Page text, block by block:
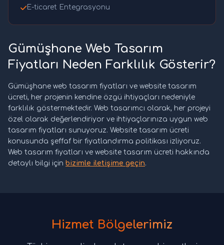
E-ticaret Entegrasyonu
Gümüşhane Web Tasarım
Fiyatları Neden Farklılık Gösterir?
Gümüşhane web tasarım fiyatları ve website tasarım
ücreti, her projenin kendine özgü ihtiyaçları nedeniyle
farklılık göstermektedir. Web tasarımcı olarak, her projeyi
özel olarak değerlendiriyor ve ihtiyaçlarınıza uygun web
tasarım fiyatları sunuyoruz. Website tasarım ücreti
konusunda şeffaf bir fiyatlandırma politikası izliyoruz.
Web tasarım fiyatları ve website tasarım ücreti hakkında
detaylı bilgi için bizimle iletişime geçin.
Hizmet Bölgelerimiz